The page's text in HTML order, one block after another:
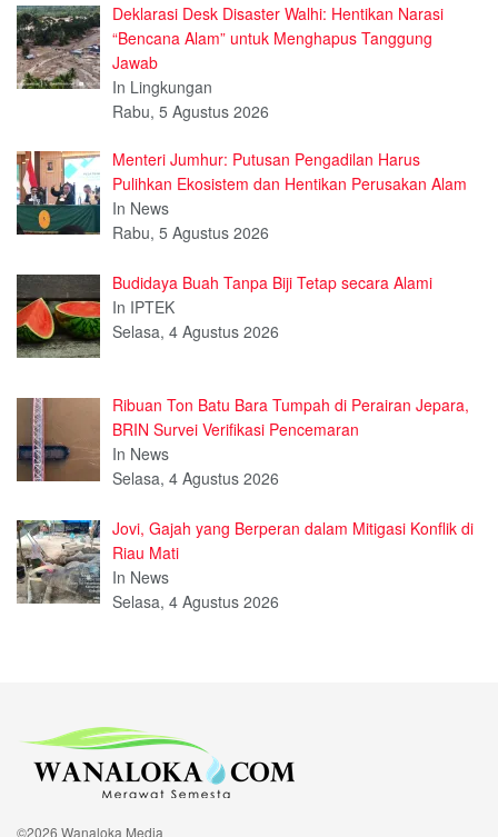
Deklarasi Desk Disaster Walhi: Hentikan Narasi
“Bencana Alam” untuk Menghapus Tanggung
Jawab
In Lingkungan
Rabu, 5 Agustus 2026
Menteri Jumhur: Putusan Pengadilan Harus
Pulihkan Ekosistem dan Hentikan Perusakan Alam
In News
Rabu, 5 Agustus 2026
Budidaya Buah Tanpa Biji Tetap secara Alami
In IPTEK
Selasa, 4 Agustus 2026
Ribuan Ton Batu Bara Tumpah di Perairan Jepara,
BRIN Survei Verifikasi Pencemaran
In News
Selasa, 4 Agustus 2026
Jovi, Gajah yang Berperan dalam Mitigasi Konflik di
Riau Mati
In News
Selasa, 4 Agustus 2026
©2026 Wanaloka Media